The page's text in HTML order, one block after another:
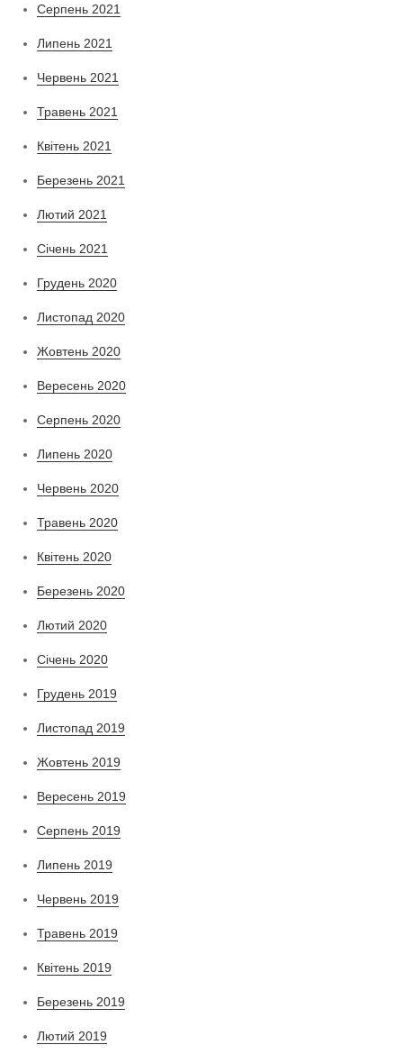
Серпень 2021
Липень 2021
Червень 2021
Травень 2021
Квітень 2021
Березень 2021
Лютий 2021
Січень 2021
Грудень 2020
Листопад 2020
Жовтень 2020
Вересень 2020
Серпень 2020
Липень 2020
Червень 2020
Травень 2020
Квітень 2020
Березень 2020
Лютий 2020
Січень 2020
Грудень 2019
Листопад 2019
Жовтень 2019
Вересень 2019
Серпень 2019
Липень 2019
Червень 2019
Травень 2019
Квітень 2019
Березень 2019
Лютий 2019